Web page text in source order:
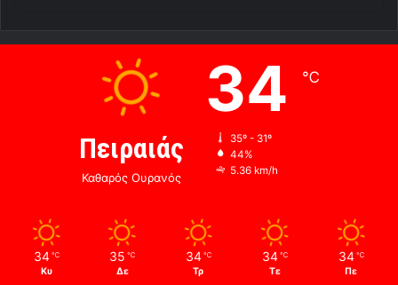
Πειραιάς
Καθαρός Ουρανός
34 ℃
35º - 31º
44%
5.36 km/h
34 ℃
Κυ
35 ℃
Δε
34 ℃
Τρ
34 ℃
Τε
34 ℃
Πε